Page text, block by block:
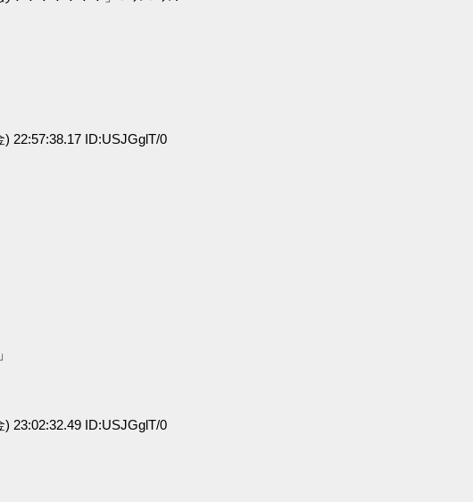
22:57:38.17 ID:USJGglT/0
23:02:32.49 ID:USJGglT/0